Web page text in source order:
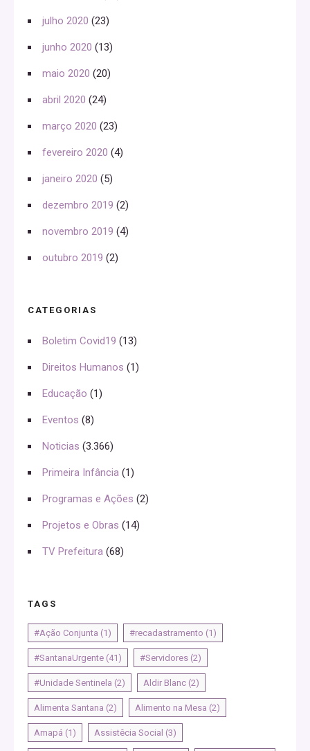
julho 2020 (23)
junho 2020 (13)
maio 2020 (20)
abril 2020 (24)
março 2020 (23)
fevereiro 2020 (4)
janeiro 2020 (5)
dezembro 2019 (2)
novembro 2019 (4)
outubro 2019 (2)
CATEGORIAS
Boletim Covid19 (13)
Direitos Humanos (1)
Educação (1)
Eventos (8)
Noticias (3.366)
Primeira Infância (1)
Programas e Ações (2)
Projetos e Obras (14)
TV Prefeitura (68)
TAGS
#Ação Conjunta (1) #recadastramento (1)
#SantanaUrgente (41) #Servidores (2)
#Unidade Sentinela (2) Aldir Blanc (2)
Alimenta Santana (2) Alimento na Mesa (2)
Amapá (1) Assistêcia Social (3)